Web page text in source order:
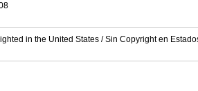
in the United States / Sin Copyright en